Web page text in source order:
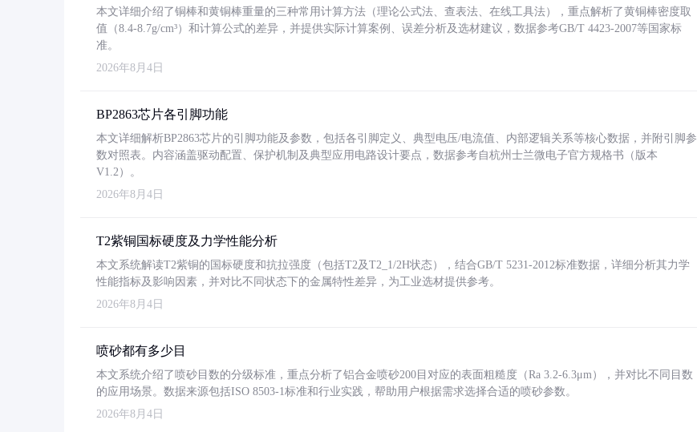
本文详细介绍了铜棒和黄铜棒重量的三种常用计算方法（理论公式法、查表法、在线工具法），重点解析了黄铜棒密度取
值（8.4-8.7g/cm³）和计算公式的差异，并提供实际计算案例、误差分析及选材建议，数据参考GB/T 4423-2007等国家标
准。
2026年8月4日
BP2863芯片各引脚功能
本文详细解析BP2863芯片的引脚功能及参数，包括各引脚定义、典型电压/电流值、内部逻辑关系等核心数据，并附引脚参
数对照表。内容涵盖驱动配置、保护机制及典型应用电路设计要点，数据参考自杭州士兰微电子官方规格书（版本
V1.2）。
2026年8月4日
T2紫铜国标硬度及力学性能分析
本文系统解读T2紫铜的国标硬度和抗拉强度（包括T2及T2_1/2H状态），结合GB/T 5231-2012标准数据，详细分析其力学
性能指标及影响因素，并对比不同状态下的金属特性差异，为工业选材提供参考。
2026年8月4日
喷砂都有多少目
本文系统介绍了喷砂目数的分级标准，重点分析了铝合金喷砂200目对应的表面粗糙度（Ra 3.2-6.3μm），并对比不同目数
的应用场景。数据来源包括ISO 8503-1标准和行业实践，帮助用户根据需求选择合适的喷砂参数。
2026年8月4日